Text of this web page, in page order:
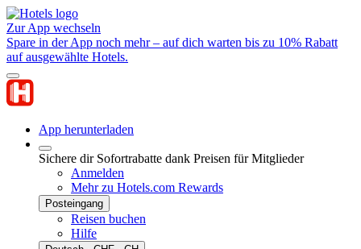
Zur App wechseln
Spare in der App noch mehr – auf dich warten bis zu 10% Rabatt
auf ausgewählte Hotels.
App herunterladen
Sichere dir Sofortrabatte dank Preisen für Mitglieder
Anmelden
Mehr zu Hotels.com Rewards
Posteingang
Reisen buchen
Hilfe